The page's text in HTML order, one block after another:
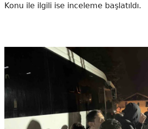
Konu ile ilgili ise inceleme başlatıldı.